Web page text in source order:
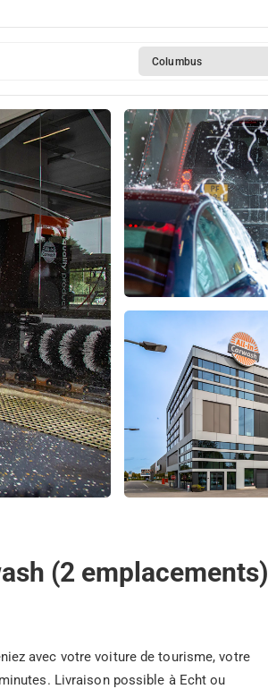
Columbus
(2 emplacements)
avec votre voiture de tourisme, votre
Livraison possible à Echt ou